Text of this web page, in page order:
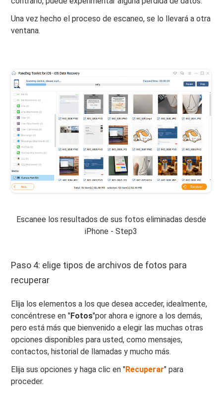
Una vez hecho el proceso de escaneo, se lo llevará a otra
ventana.
Escanee los resultados de sus fotos eliminadas desde
iPhone - Step3
Paso 4: elige tipos de archivos de fotos para
recuperar
Elija los elementos a los que desea acceder, idealmente,
concéntrese en "Fotos"por ahora e ignore a los demás,
pero está más que bienvenido a elegir las muchas otras
opciones disponibles para usted, como mensajes,
contactos, historial de llamadas y mucho más.
Elija sus opciones y haga clic en "Recuperar" para
proceder.